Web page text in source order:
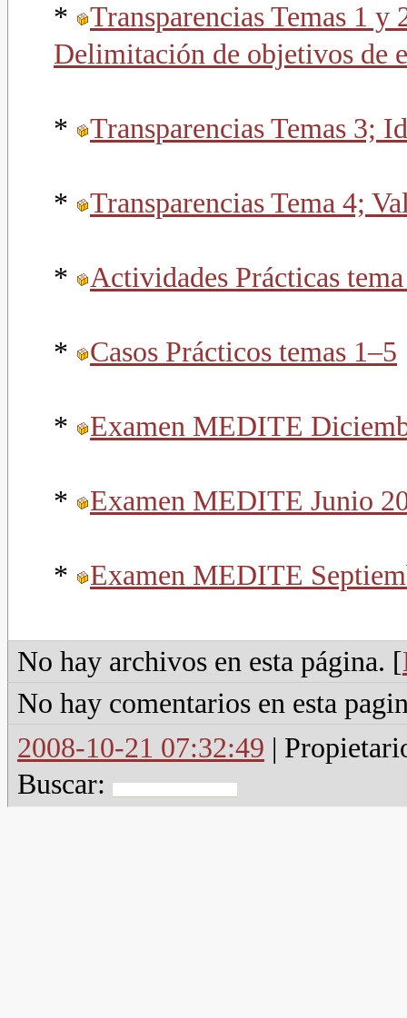
*
Transparencias Temas 1
Delimitación de objetivos de
* Transparencias Temas 3;
* Transparencias Tema 4;
* Actividades Prácticas
* Casos Prácticos temas 1–5
* Examen MEDITE
* Examen MEDITE Junio
* Examen MEDITE
No hay archivos en esta página. [
No hay comentarios en esta
2008-10-21 07:32:49 |
Buscar: